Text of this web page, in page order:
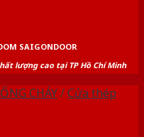
SAIGONDOOR
lượng cao tại TP Hồ Chí Minh
CHÁY/Cửa thép